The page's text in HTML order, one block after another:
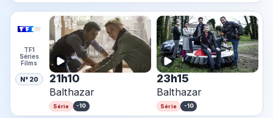
TF1
Séries
Films
N° 20 21h10
Balthazar
Série -10
23h15
Balthazar
Série -10